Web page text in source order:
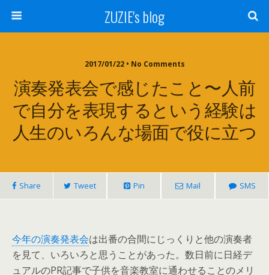
ZUZIE's blog
2017/01/22 • No Comments
演奏発表会で感じたこと〜人前
で自分を表現するという経験は
人生のいろんな場面で役に立つ
Share Tweet Pin Mail SMS
今年の演奏発表会は出番の合間にじっくりと他の演奏者
を見て、いろいろと思うことがあった。数日前に日経デ
ュアルのPR記事で子供を音楽教室に通わせることのメリ